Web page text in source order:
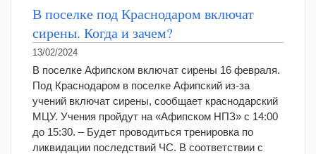
В поселке под Краснодаром включат
сирены. Когда и зачем?
13/02/2024
В поселке Афипском включат сирены 16 февраля.
Под Краснодаром в поселке Афипский из-за
учений включат сирены, сообщает краснодарский
МЦУ. Учения пройдут на «Афипском НПЗ» с 14:00
до 15:30. – Будет проводиться тренировка по
ликвидации последствий ЧС. В соответствии с